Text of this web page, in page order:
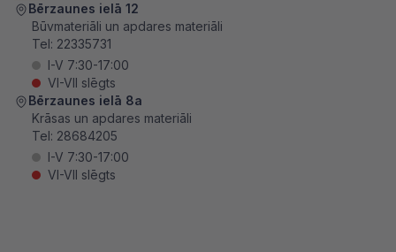
Bērzaunes ielā 12
Būvmateriāli un apdares materiāli
Tel: 22335731
I-V 7:30-17:00
VI-VII slēgts
Bērzaunes ielā 8a
Krāsas un apdares materiāli
Tel: 28684205
I-V 7:30-17:00
VI-VII slēgts